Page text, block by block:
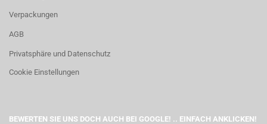
Verpackungen
AGB
Privatsphäre und Datenschutz
Cookie Einstellungen
BEWERTEN SIE UNS DOCH AUCH BEI GOOGLE! .. EINFACH ANKLICKEN!